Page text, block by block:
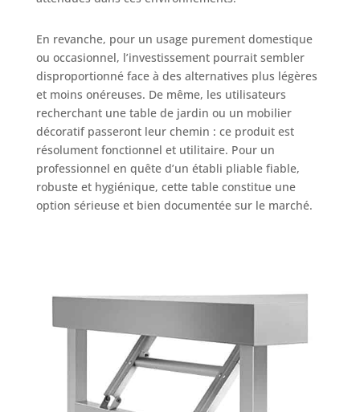
En revanche, pour un usage purement domestique
ou occasionnel, l’investissement pourrait sembler
disproportionné face à des alternatives plus légères
et moins onéreuses. De même, les utilisateurs
recherchant une table de jardin ou un mobilier
décoratif passeront leur chemin : ce produit est
résolument fonctionnel et utilitaire. Pour un
professionnel en quête d’un établi pliable fiable,
robuste et hygiénique, cette table constitue une
option sérieuse et bien documentée sur le marché.